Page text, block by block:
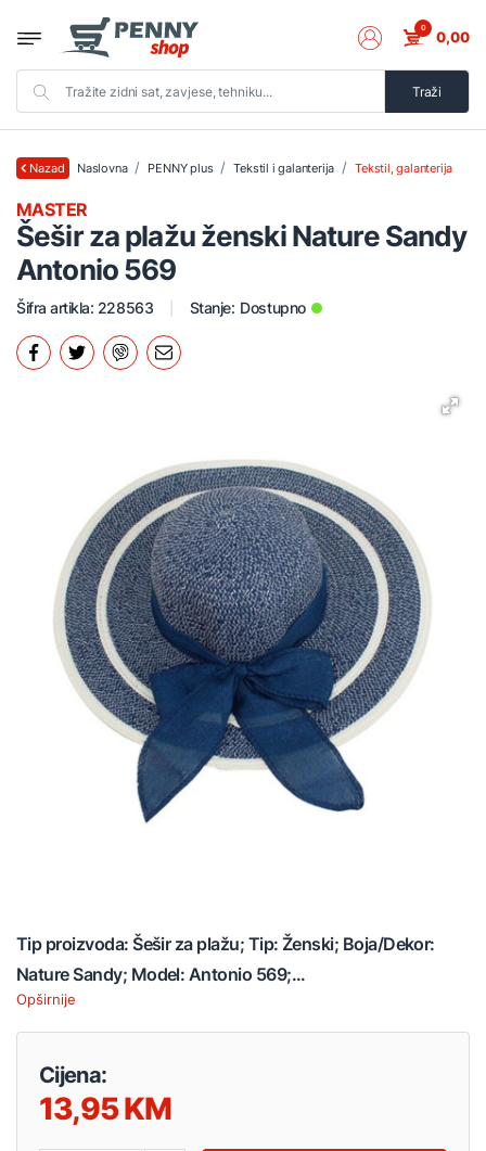
Traži
0 0,00
Nazad Naslovna PENNY plus Tekstil i galanterija Tekstil, galanterija
Šešir za plažu ženski Nature Sandy
Antonio 569
MASTER
Šifra artikla: 228563 Stanje: Dostupno
Tip proizvoda: Šešir za plažu; Tip: Ženski; Boja/Dekor:
Nature Sandy; Model: Antonio 569;...
Opširnije
Cijena:
13,95